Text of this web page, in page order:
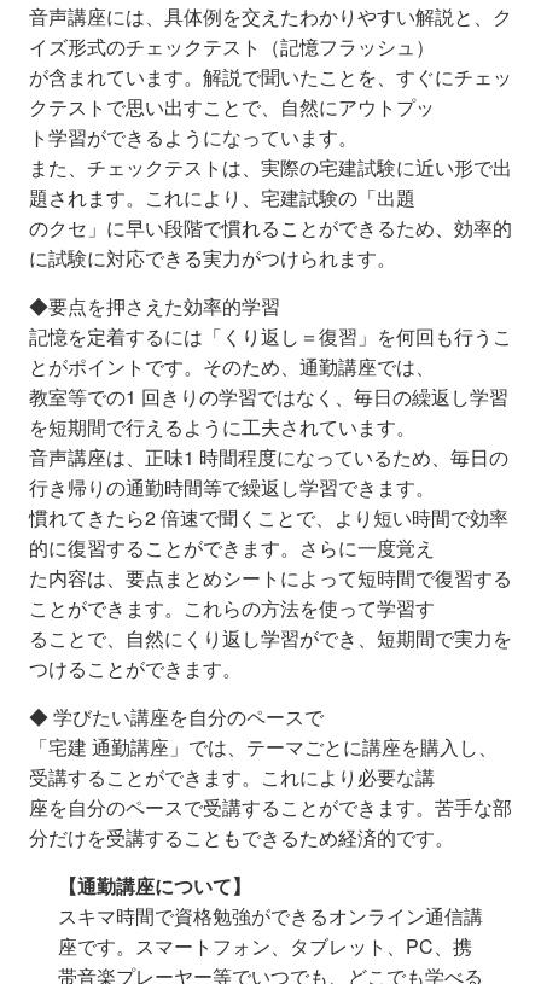
音声講座には、具体例を交えたわかりやすい解説と、ク
イズ形式のチェックテスト（記憶フラッシュ）
が含まれています。解説で聞いたことを、すぐにチェッ
クテストで思い出すことで、自然にアウトプッ
ト学習ができるようになっています。
また、チェックテストは、実際の宅建試験に近い形で出
題されます。これにより、宅建試験の「出題
のクセ」に早い段階で慣れることができるため、効率的
に試験に対応できる実力がつけられます。
◆要点を押さえた効率的学習
記憶を定着するには「くり返し＝復習」を何回も行うこ
とがポイントです。そのため、通勤講座では、
教室等での1 回きりの学習ではなく、毎日の繰返し学習
を短期間で行えるように工夫されています。
音声講座は、正味1 時間程度になっているため、毎日の
行き帰りの通勤時間等で繰返し学習できます。
慣れてきたら2 倍速で聞くことで、より短い時間で効率
的に復習することができます。さらに一度覚え
た内容は、要点まとめシートによって短時間で復習する
ことができます。これらの方法を使って学習す
ることで、自然にくり返し学習ができ、短期間で実力を
つけることができます。
◆ 学びたい講座を自分のペースで
「宅建 通勤講座」では、テーマごとに講座を購入し、
受講することができます。これにより必要な講
座を自分のペースで受講することができます。苦手な部
分だけを受講することもできるため経済的です。
【通勤講座について】
スキマ時間で資格勉強ができるオンライン通信講
座です。スマートフォン、タブレット、PC、携
帯音楽プレーヤー等でいつでも、どこでも学べる